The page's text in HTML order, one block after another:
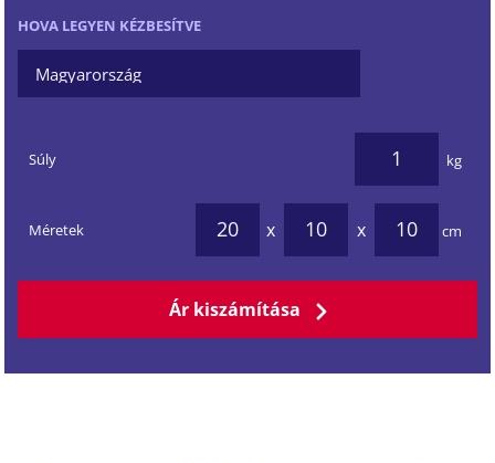
HOVA LEGYEN KÉZBESÍTVE
Súly kg
Méretek x x cm
Ár kiszámítása